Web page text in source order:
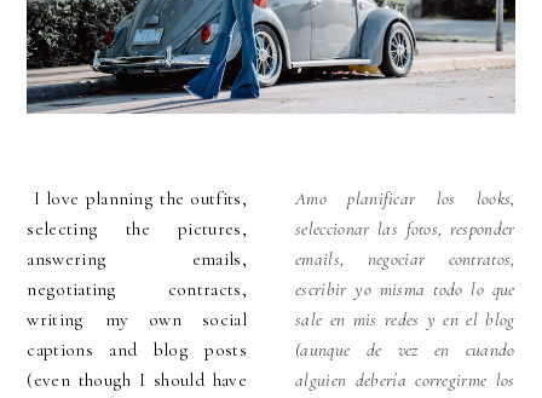
I love planning the outfits,
selecting the pictures,
answering emails,
negotiating contracts,
writing my own social
captions and blog posts
(even though I should have
Amo planificar los looks,
seleccionar las fotos, responder
emails, negociar contratos,
escribir yo misma todo lo que
sale en mis redes y en el blog
(aunque de vez en cuando
alguien debería corregirme los